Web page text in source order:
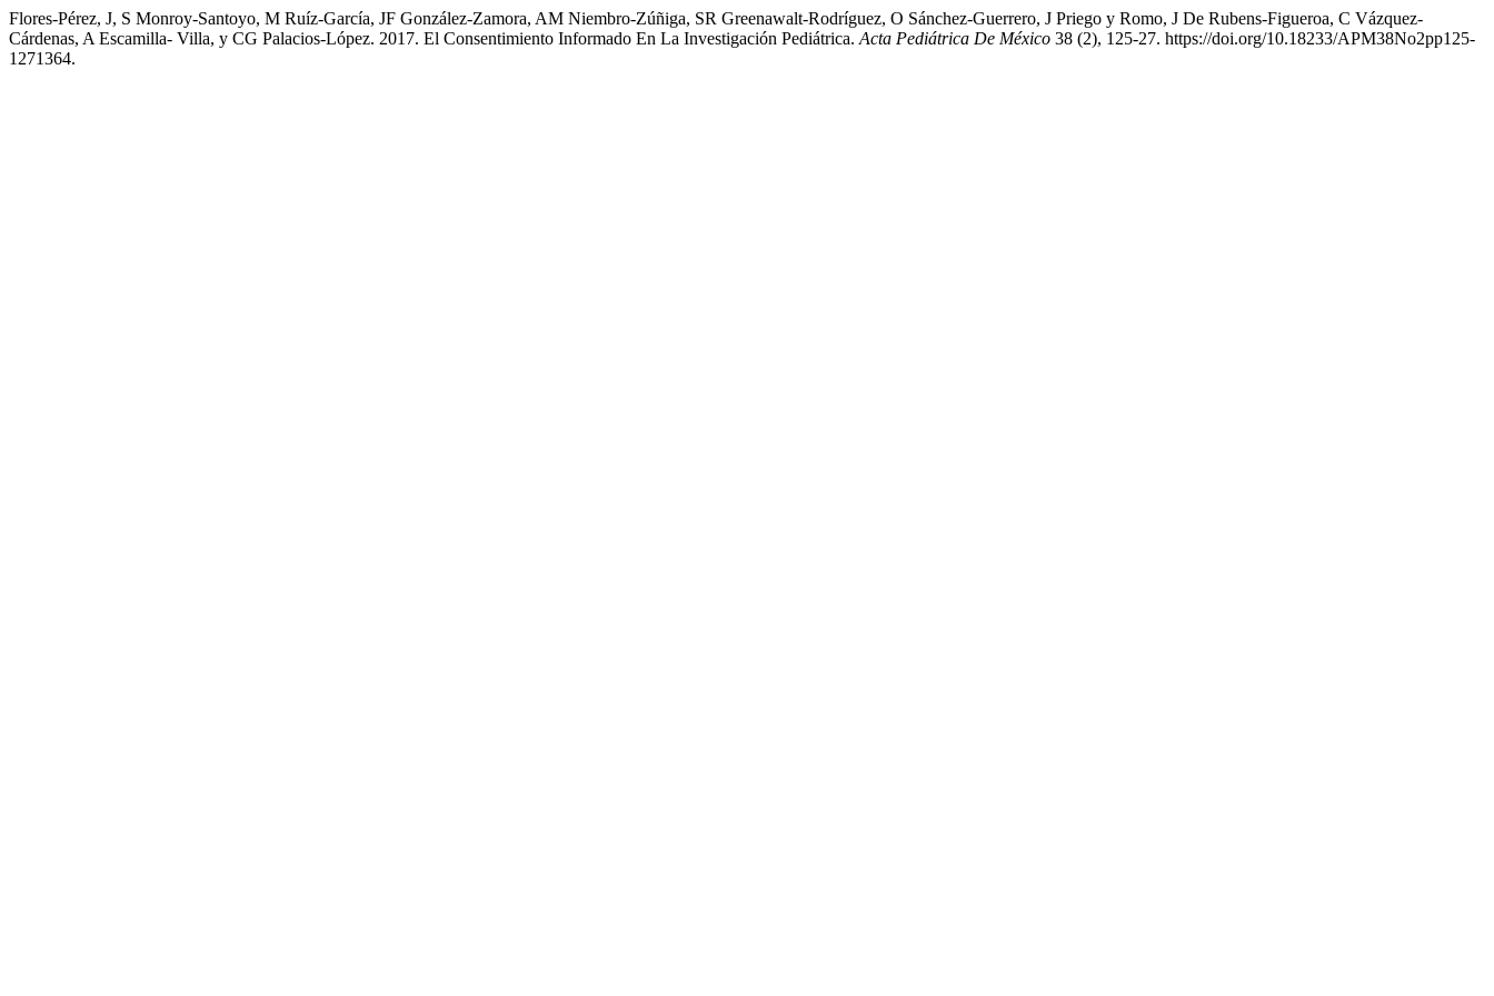
Flores-Pérez, J, S Monroy-Santoyo, M Ruíz-García, JF González-Zamora, AM Niembro-Zúñiga, SR Greenawalt-Rodríguez, O Sánchez-Guerrero, J Priego y Romo, J De Rubens-Figueroa, C Vázquez-
Cárdenas, A Escamilla- Villa, y CG Palacios-López. 2017. El Consentimiento Informado En La Investigación Pediátrica. Acta Pediátrica De México 38 (2), 125-27. https://doi.org/10.18233/APM38No2pp125-
1271364.